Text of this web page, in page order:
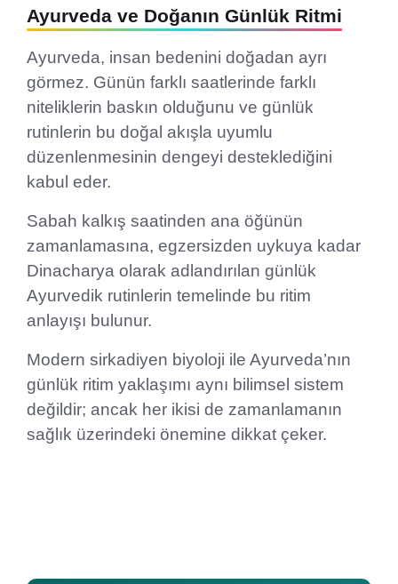
Ayurveda ve Doğanın Günlük Ritmi
Ayurveda, insan bedenini doğadan ayrı
görmez. Günün farklı saatlerinde farklı
niteliklerin baskın olduğunu ve günlük
rutinlerin bu doğal akışla uyumlu
düzenlenmesinin dengeyi desteklediğini
kabul eder.
Sabah kalkış saatinden ana öğünün
zamanlamasına, egzersizden uykuya kadar
Dinacharya olarak adlandırılan günlük
Ayurvedik rutinlerin temelinde bu ritim
anlayışı bulunur.
Modern sirkadiyen biyoloji ile Ayurveda’nın
günlük ritim yaklaşımı aynı bilimsel sistem
değildir; ancak her ikisi de zamanlamanın
sağlık üzerindeki önemine dikkat çeker.